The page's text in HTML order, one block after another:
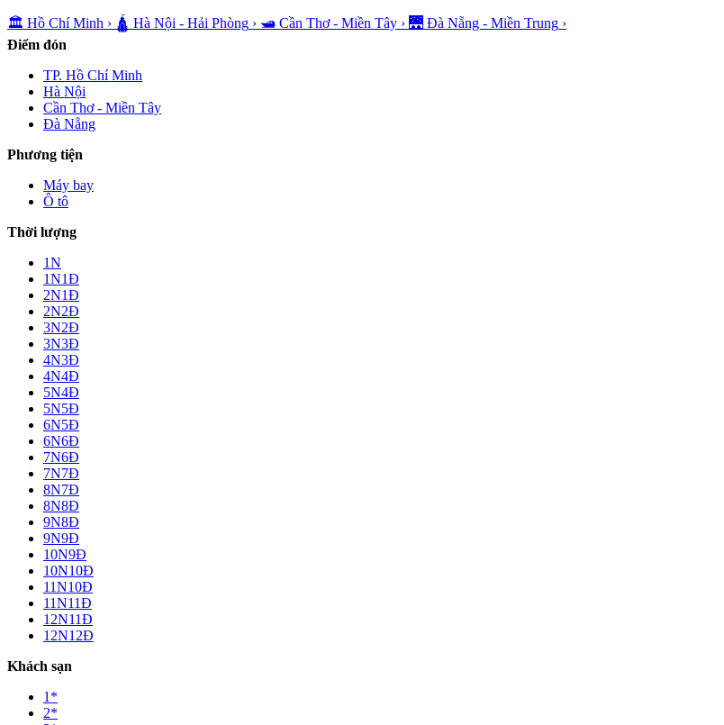
🏛️ Hồ Chí Minh › 🛕 Hà Nội - Hải Phòng › 🛥️ Cần Thơ - Miền Tây › 🌉 Đà Nẵng - Miền Trung ›
Điểm đón
TP. Hồ Chí Minh
Hà Nội
Cần Thơ - Miền Tây
Đà Nẵng
Phương tiện
Máy bay
Ô tô
Thời lượng
1N
1N1Đ
2N1Đ
2N2Đ
3N2Đ
3N3Đ
4N3Đ
4N4Đ
5N4Đ
5N5Đ
6N5Đ
6N6Đ
7N6Đ
7N7Đ
8N7Đ
8N8Đ
9N8Đ
9N9Đ
10N9Đ
10N10Đ
11N10Đ
11N11Đ
12N11Đ
12N12Đ
Khách sạn
1*
2*